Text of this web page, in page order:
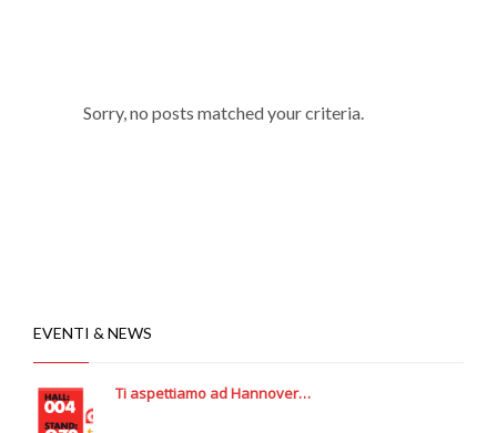
Sorry, no posts matched your criteria.
EVENTI & NEWS
Ti aspettiamo ad Hannover…